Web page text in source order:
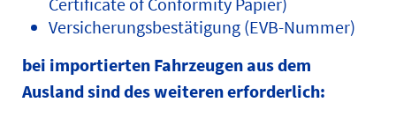
Versicherungsbestätigung (EVB-Nummer)
bei importierten Fahrzeugen aus dem
Ausland sind des weiteren erforderlich: